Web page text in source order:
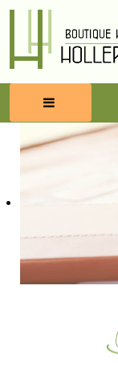
HOME
WELLNESS